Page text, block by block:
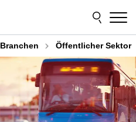
Branchen Öffentlicher Sektor